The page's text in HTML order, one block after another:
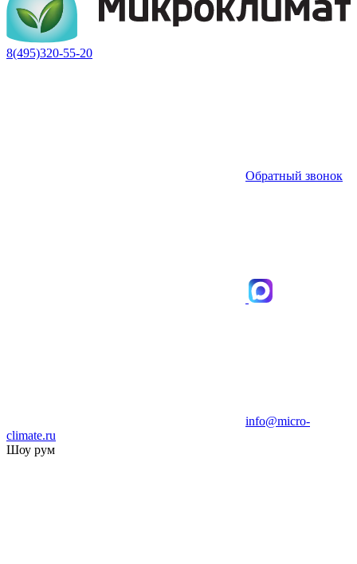
8(495)320-55-20
Обратный звонок
info@micro-
climate.ru
Шоу рум